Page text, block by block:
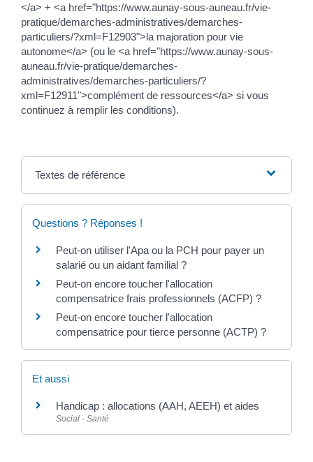
</a> + <a href="https://www.aunay-sous-auneau.fr/vie-
pratique/demarches-administratives/demarches-
particuliers/?xml=F12903">la majoration pour vie
autonome</a> (ou le <a href="https://www.aunay-sous-
auneau.fr/vie-pratique/demarches-
administratives/demarches-particuliers/?
xml=F12911">complément de ressources</a> si vous
continuez à remplir les conditions).
Textes de référence
Questions ? Réponses !
Peut-on utiliser l'Apa ou la PCH pour payer un
salarié ou un aidant familial ?
Peut-on encore toucher l'allocation
compensatrice frais professionnels (ACFP) ?
Peut-on encore toucher l'allocation
compensatrice pour tierce personne (ACTP) ?
Et aussi
Handicap : allocations (AAH, AEEH) et aides
Social - Santé